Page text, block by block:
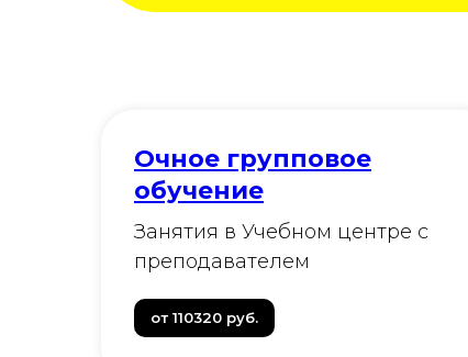
Очное групповое
обучение
Занятия в Учебном центре с
преподавателем
от 110320 руб.